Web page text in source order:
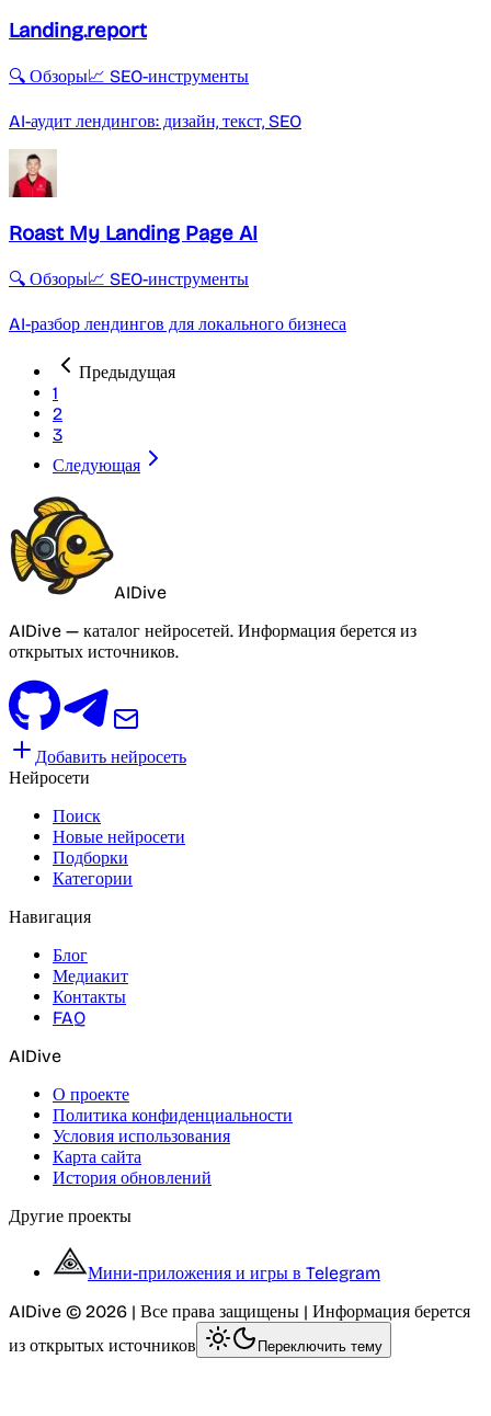
Landing.report
🔍 Обзоры📈 SEO-инструменты
AI-аудит лендингов: дизайн, текст, SEO
Roast My Landing Page AI
🔍 Обзоры📈 SEO-инструменты
AI-разбор лендингов для локального бизнеса
Предыдущая
1
2
3
Следующая
AIDive
AIDive — каталог нейросетей. Информация берется из
открытых источников.
Добавить нейросеть
Нейросети
Поиск
Новые нейросети
Подборки
Категории
Навигация
Блог
Медиакит
Контакты
FAQ
AIDive
О проекте
Политика конфиденциальности
Условия использования
Карта сайта
История обновлений
Другие проекты
Мини-приложения и игры в Telegram
AIDive © 2026 | Все права защищены | Информация берется
из открытых источников
Переключить тему